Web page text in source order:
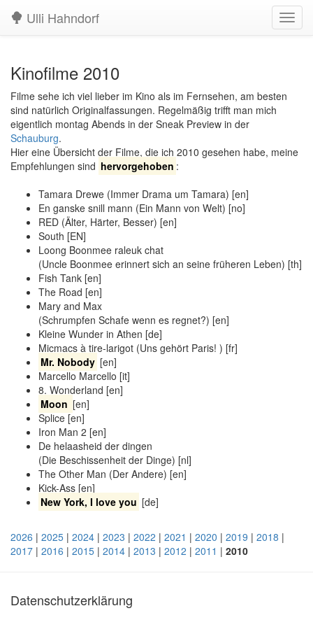
Ulli Hahndorf
Kinofilme 2010
Filme sehe ich viel lieber im Kino als im Fernsehen, am besten
sind natürlich Originalfassungen. Regelmäßig trifft man mich
eigentlich montag Abends in der Sneak Preview in der
Schauburg.
Hier eine Übersicht der Filme, die ich 2010 gesehen habe, meine
Empfehlungen sind hervorgehoben :
Tamara Drewe (Immer Drama um Tamara) [en]
En ganske snill mann (Ein Mann von Welt) [no]
RED (Älter, Härter, Besser) [en]
South [EN]
Loong Boonmee raleuk chat
(Uncle Boonmee erinnert sich an seine früheren Leben) [th]
Fish Tank [en]
The Road [en]
Mary and Max
(Schrumpfen Schafe wenn es regnet?) [en]
Kleine Wunder in Athen [de]
Micmacs à tire-larigot (Uns gehört Paris! ) [fr]
Mr. Nobody [en]
Marcello Marcello [it]
8. Wonderland [en]
Moon [en]
Splice [en]
Iron Man 2 [en]
De helaasheid der dingen
(Die Beschissenheit der Dinge) [nl]
The Other Man (Der Andere) [en]
Kick-Ass [en]
New York, I love you [de]
2026 | 2025 | 2024 | 2023 | 2022 | 2021 | 2020 | 2019 | 2018 |
2017 | 2016 | 2015 | 2014 | 2013 | 2012 | 2011 | 2010
Datenschutzerklärung